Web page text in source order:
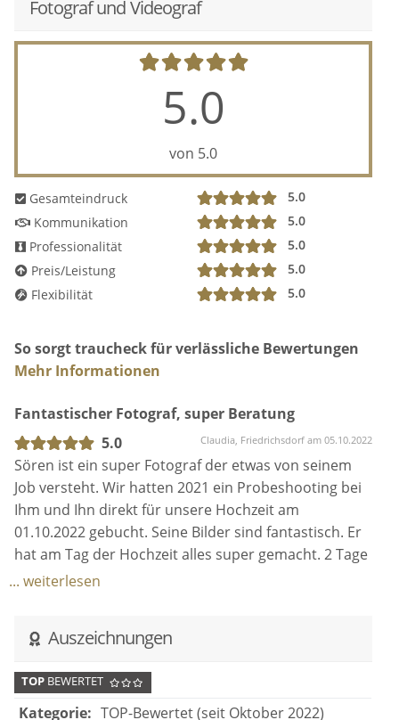
Fotograf und Videograf
5.0
von 5.0
Gesamteindruck
5.0
Kommunikation
5.0
Professionalität
5.0
Preis/Leistung
5.0
Flexibilität
5.0
So sorgt traucheck für verlässliche Bewertungen
Mehr Informationen
Fantastischer Fotograf, super Beratung
5.0
Claudia, Friedrichsdorf am 05.10.2022
Sören ist ein super Fotograf der etwas von seinem
Job versteht. Wir hatten 2021 ein Probeshooting bei
Ihm und Ihn direkt für unsere Hochzeit am
01.10.2022 gebucht. Seine Bilder sind fantastisch. Er
hat am Tag der Hochzeit alles super gemacht. 2 Tage
später hatten wir schon die Bilder der PhotoBooth
wert. Vielen Dank Sören für den fantastischen Tag.
... weiterlesen
Auszeichnungen
TOP BEWERTET
Kategorie: TOP-Bewertet (seit Oktober 2022)